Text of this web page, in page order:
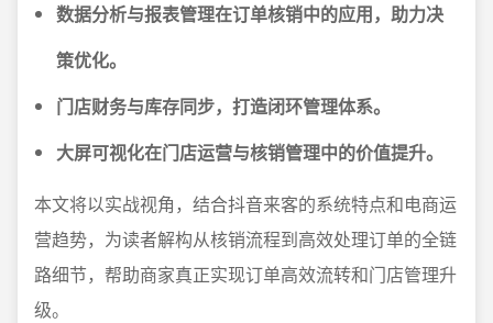
数据分析与报表管理在订单核销中的应用，助力决
策优化。
门店财务与库存同步，打造闭环管理体系。
大屏可视化在门店运营与核销管理中的价值提升。
本文将以实战视角，结合抖音来客的系统特点和电商运
营趋势，为读者解构从核销流程到高效处理订单的全链
路细节，帮助商家真正实现订单高效流转和门店管理升
级。